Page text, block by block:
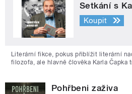
Setkání s
Koupit
Literární fikce, pokus přiblížit literární
filozofa, ale hlavně člověka Karla Čapka
Pohřbeni zaživa